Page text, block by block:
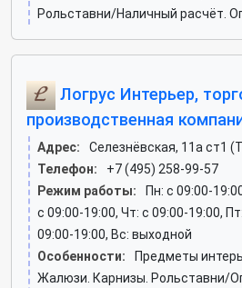
Рольставни/Наличный расчёт.
Логрус Интерьер,
производственная
Адрес:
Селезнёвская, 11а ст1
Телефон:
+7 (495) 258-99-57
Режим работы:
Пн: c 09:00-
c 09:00-19:00, Чт: c 09:00-19:00,
09:00-19:00, Вс: выходной
Особенности:
Предметы
Жалюзи. Карнизы. Рольставни/